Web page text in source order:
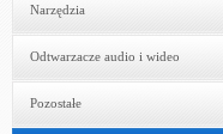
Narzędzia
Odtwarzacze audio i wideo
Pozostałe